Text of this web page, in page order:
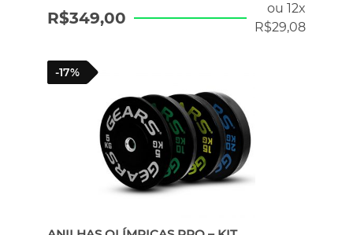
ou 12x
R$29,08
R$349,00
-17%